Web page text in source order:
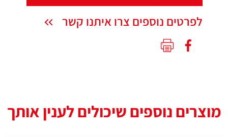
לפרטים נוספים צרו איתנו קשר
מוצרים נוספים שיכולים לענין אותך